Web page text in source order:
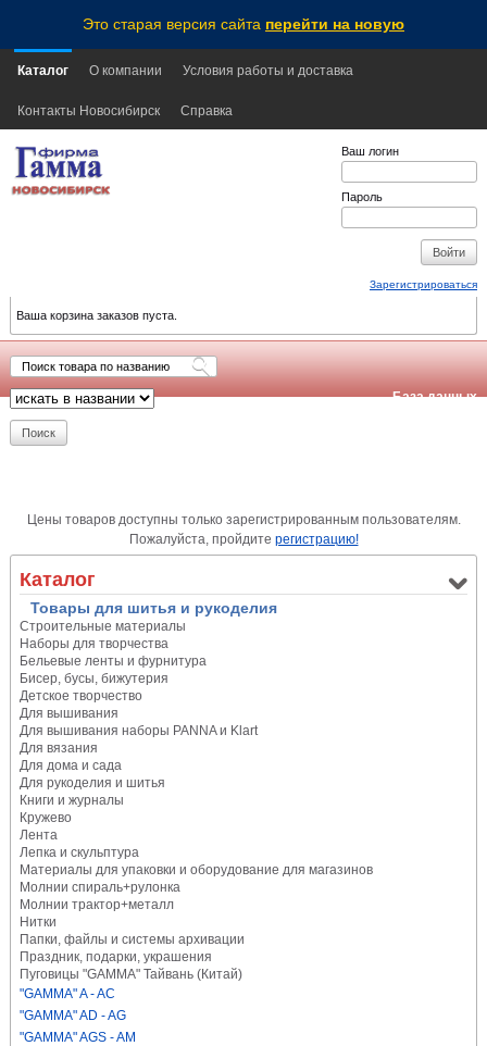
Это старая версия сайта перейти на новую
Каталог О компании Условия работы и доставка
Контакты Новосибирск Справка
Ваш логин
Пароль
Зарегистрироваться
Ваша корзина заказов пуста.
База данных
Цены товаров доступны только зарегистрированным пользователям.
Пожалуйста, пройдите регистрацию!
Каталог
Товары для шитья и рукоделия
Строительные материалы
Наборы для творчества
Бельевые ленты и фурнитура
Бисер, бусы, бижутерия
Детское творчество
Для вышивания
Для вышивания наборы PANNA и Klart
Для вязания
Для дома и сада
Для рукоделия и шитья
Книги и журналы
Кружево
Лента
Лепка и скульптура
Материалы для упаковки и оборудование для магазинов
Молнии спираль+рулонка
Молнии трактор+металл
Нитки
Папки, файлы и системы архивации
Праздник, подарки, украшения
Пуговицы "GAMMA" Тайвань (Китай)
"GAMMA" A - AC
"GAMMA" AD - AG
"GAMMA" AGS - AM